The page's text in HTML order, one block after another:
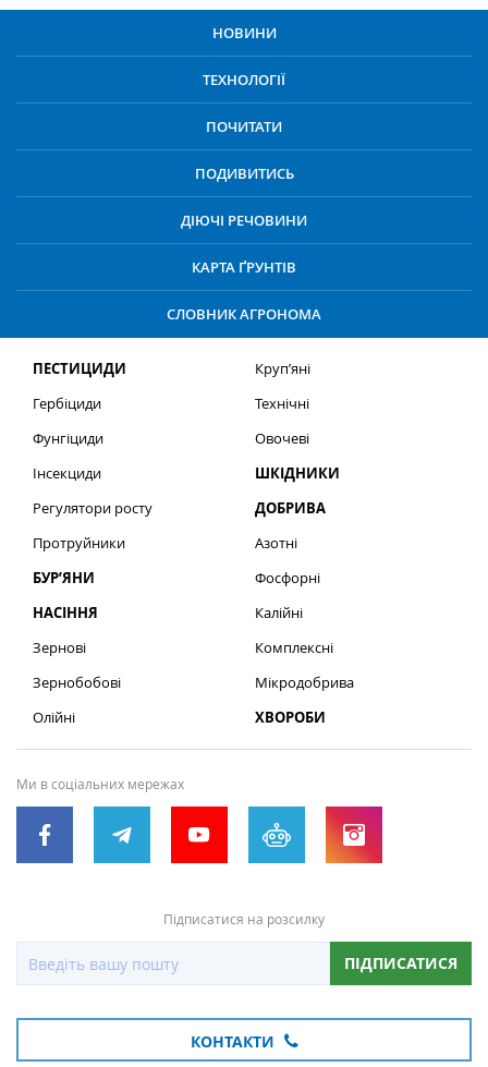
НОВИНИ
ТЕХНОЛОГІЇ
ПОЧИТАТИ
ПОДИВИТИСЬ
ДІЮЧІ РЕЧОВИНИ
КАРТА ҐРУНТІВ
СЛОВНИК АГРОНОМА
ПЕСТИЦИДИ
Гербіциди
Фунгіциди
Інсекциди
Регулятори росту
Протруйники
БУР’ЯНИ
НАСІННЯ
Зернові
Зернобобові
Олійні
Круп’яні
Технічні
Овочеві
ШКІДНИКИ
ДОБРИВА
Азотні
Фосфорні
Калійні
Комплексні
Мікродобрива
ХВОРОБИ
Ми в соціальних мережах
Підписатися на розсилку
ПІДПИСАТИСЯ
КОНТАКТИ